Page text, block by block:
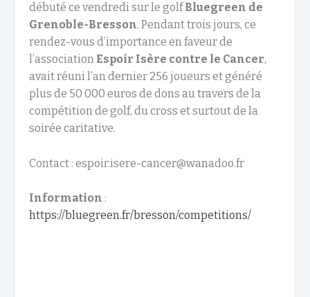
débuté ce vendredi sur le golfBluegreen de
Grenoble-Bresson. Pendant trois jours, ce
rendez-vous d’importance en faveur de
l’association Espoir Isère contre le Cancer,
avait réuni l’an dernier 256 joueurs et généré
plus de 50 000 euros de dons au travers de la
compétition de golf, du cross et surtout de la
soirée caritative.
Contact : espoir.isere-cancer@wanadoo.fr
Information :
https://bluegreen.fr/bresson/competitions/